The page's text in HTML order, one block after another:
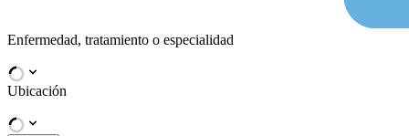
Enfermedad, tratamiento o especialidad
Ubicación